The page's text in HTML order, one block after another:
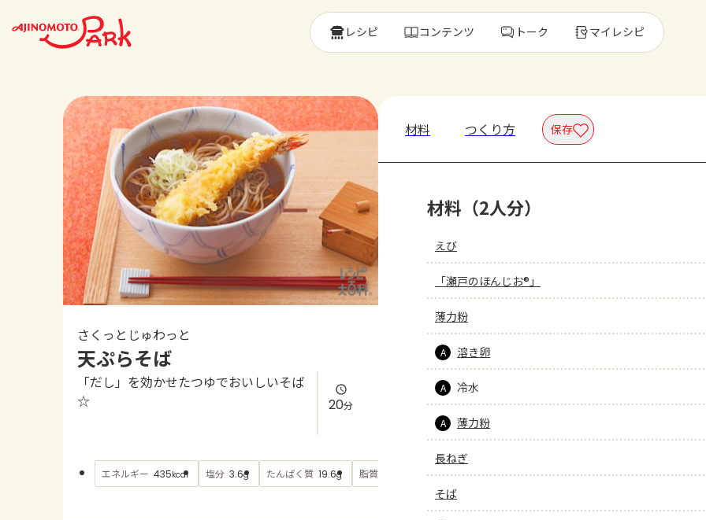
レシピ コンテンツ トーク マイレシピ
さくっとじゅわっと
天ぷらそば
「だし」を効かせたつゆでおいしいそば
☆
20分
エネルギー 435kcal 塩分 3.6g たんぱく質 19.6g 脂質 もっと見る
材料 つくり方 保存
材料（2人分）
えび
「瀬戸のほんじお®」
薄力粉
A 溶き卵
A 冷水
A 薄力粉
長ねぎ
そば